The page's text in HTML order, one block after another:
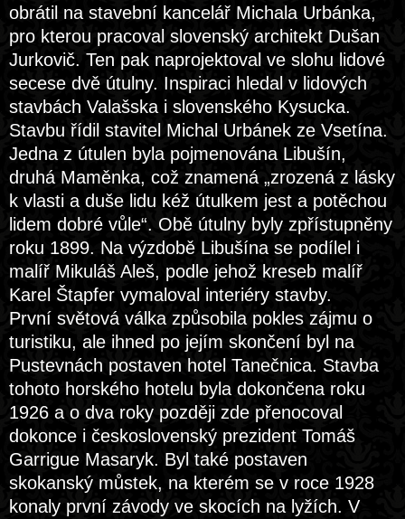
obrátil na stavební kancelář Michala Urbánka,
pro kterou pracoval slovenský architekt Dušan
Jurkovič. Ten pak naprojektoval ve slohu lidové
secese dvě útulny. Inspiraci hledal v lidových
stavbách Valašska i slovenského Kysucka.
Stavbu řídil stavitel Michal Urbánek ze Vsetína.
Jedna z útulen byla pojmenována Libušín,
druhá Maměnka, což znamená „zrozená z lásky
k vlasti a duše lidu kéž útulkem jest a potěchou
lidem dobré vůle“. Obě útulny byly zpřístupněny
roku 1899. Na výzdobě Libušína se podílel i
malíř Mikuláš Aleš, podle jehož kreseb malíř
Karel Štapfer vymaloval interiéry stavby.
První světová válka způsobila pokles zájmu o
turistiku, ale ihned po jejím skončení byl na
Pustevnách postaven hotel Tanečnica. Stavba
tohoto horského hotelu byla dokončena roku
1926 a o dva roky později zde přenocoval
dokonce i československý prezident Tomáš
Garrigue Masaryk. Byl také postaven
skokanský můstek, na kterém se v roce 1928
konaly první závody ve skocích na lyžích. V